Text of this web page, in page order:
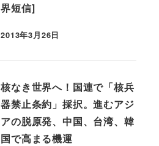
界短信]
2013年3月26日
核なき世界へ！国連で「核兵
器禁止条約」採択。進むアジ
アの脱原発、中国、台湾、韓
国で高まる機運